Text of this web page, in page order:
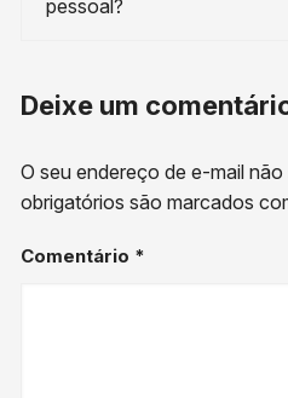
pessoal?
Deixe um
O seu endereço de e-mail
obrigatórios são marcados
Comentário *